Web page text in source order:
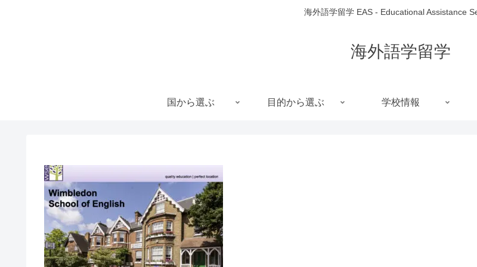
海外語学留学 EAS - Educational Assistance
海外語学留学
国から選ぶ 目的から選ぶ 学校情報